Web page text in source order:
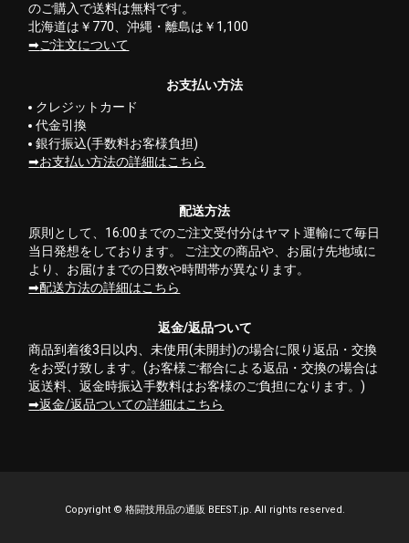
のご購入で送料は無料です。
北海道は￥770、沖縄・離島は￥1,100
ご注文について
お支払い方法
クレジットカード
代金引換
銀行振込(手数料お客様負担)
お支払い方法の詳細はこちら
配送方法
原則として、16:00までのご注文受付分はヤマト運輸にて毎日
当日発想をしております。 ご注文の商品や、お届け先地域に
より、お届けまでの日数や時間帯が異なります。
配送方法の詳細はこちら
返金/返品ついて
商品到着後3日以内、未使用(未開封)の場合に限り返品・交換
をお受け致します。(お客様ご都合による返品・交換の場合は
返送料、返金時振込手数料はお客様のご負担になります。)
返金/返品ついての詳細はこちら
Copyright © 格闘技用品の通販 BEEST.jp. All rights reserved.